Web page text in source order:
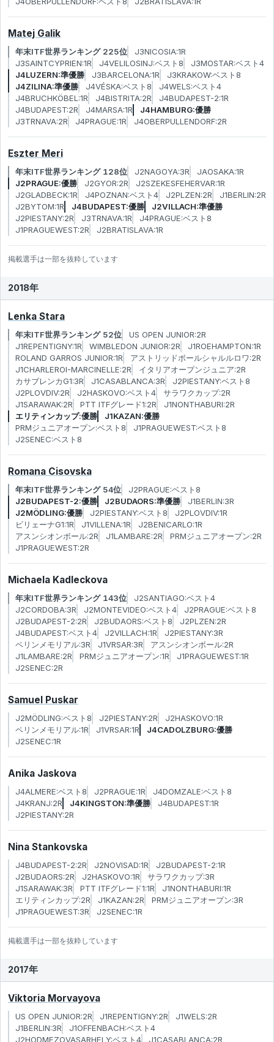
Matej Galik
年末ITF世界ランキング 225位
J3NICOSIA:1R
J3SAINTCYPRIEN:1R
J4VELILOSINJ:ベスト8
J3MOSTAR:ベスト4
J4LUZERN:準優勝
J3BARCELONA:1R
J3KRAKOW:ベスト8
J4ZILINA:準優勝
J4VÉSKA:ベスト8
J4WELS:ベスト4
J4BRUCHKÖBEL:1R
J4BISTRITA:2R
J4BUDAPEST-2:1R
J4BUDAPEST:2R
J4MARSA:1R
J4HAMBURG:優勝
J3TRNAVA:2R
J4PRAGUE:1R J4OBERPULLENDORF:2R
Eszter Meri
年末ITF世界ランキング 128位 J2NAGOYA:3R
JAOSAKA:1R
J2PRAGUE:優勝
J2GYOR:2R
J2SZEKESFEHERVAR:1R
J2GLADBECK:1R
J4POZNAN:ベスト4 J2PLZEN:2R
J1BERLIN:2R
J2BYTOM:1R
J4BUDAPEST:優勝
J2VILLACH:準優勝
J2PIESTANY:2R
J3TRNAVA:1R
J4PRAGUE:ベスト8
J1PRAGUEWEST:2R
J2BRATISLAVA:1R
掲載選手は一部を抜粋しています
2018年
Lenka Stara
年末ITF世界ランキング 52位
US OPEN JUNIOR:2R
J1REPENTIGNY:1R
WIMBLEDON JUNIOR:2R
J1ROEHAMPTON:1R
ROLAND GARROS JUNIOR:1R
アストリッドボールシャルルロワ:2R
J1CHARLEROI-MARCINELLE:2R
イタリアオープンジュニア:2R
カサブレンカG1:3R
J1CASABLANCA:3R
J2PIESTANY:ベスト8
J2PLOVDIV:2R
J2HASKOVO:ベスト4
サラワクカップ:2R
J1SARAWAK:2R
PTT ITFグレード1:2R
J1NONTHABURI:2R
エリティンカップ:優勝
J1KAZAN:優勝
PRMジュニアオープン:ベスト8
J1PRAGUEWEST:ベスト8
J2SENEC:ベスト8
Romana Cisovska
年末ITF世界ランキング 54位
J2PRAGUE:ベスト8
J2BUDAPEST-2:優勝
J2BUDAORS:準優勝
J1BERLIN:3R
J2MÖDLING:優勝
J2PIESTANY:ベスト8
J2PLOVDIV:1R
ビリェーナG1:1R
J1VILLENA:1R
J2BENICARLO:1R
アスンシオンボール:2R
J1LAMBARE:2R
PRMジュニアオープン:2R
J1PRAGUEWEST:2R
Michaela Kadleckova
年末ITF世界ランキング 143位
J2SANTIAGO:ベスト4
J2CORDOBA:3R
J2MONTEVIDEO:ベスト4
J2PRAGUE:ベスト8
J2BUDAPEST-2:2R
J2BUDAORS:ベスト8
J2PLZEN:2R
J4BUDAPEST:ベスト4
J2VILLACH:1R
J2PIESTANY:3R
ペリンメモリアル:3R
J1VRSAR:3R
アスンシオンボール:2R
J1LAMBARE:2R
PRMジュニアオープン:1R
J1PRAGUEWEST:1R
J2SENEC:2R
Samuel Puskar
J2MÖDLING:ベスト8 J2PIESTANY:2R
J2HASKOVO:1R
ペリンメモリアル:1R
J1VRSAR:1R
J4CADOLZBURG:優勝
J2SENEC:1R
Anika Jaskova
J4ALMERE:ベスト8 J2PRAGUE:1R
J4DOMZALE:ベスト8
J4KRANJ:2R
J4KINGSTON:準優勝
J4BUDAPEST:1R
J2PIESTANY:2R
Nina Stankovska
J4BUDAPEST-2:2R J2NOVISAD:1R
J2BUDAPEST-2:1R
J2BUDAORS:2R
J2HASKOVO:1R
サラワクカップ:3R
J1SARAWAK:3R
PTT ITFグレード1:1R
J1NONTHABURI:1R
エリティンカップ:2R
J1KAZAN:2R
PRMジュニアオープン:3R
J1PRAGUEWEST:3R
J2SENEC:1R
掲載選手は一部を抜粋しています
2017年
Viktoria Morvayova
US OPEN JUNIOR:2R J1REPENTIGNY:2R
J1WELS:2R
J1BERLIN:3R
J1OFFENBACH:ベスト4
J2HODMEZOVASARHELY:ベスト4
J1CASABLANCA:2R